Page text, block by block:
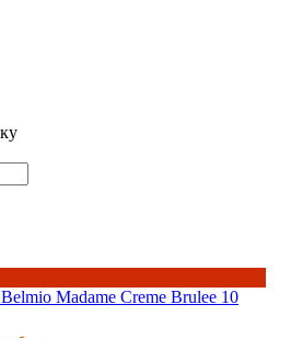
Madame Creme Brulee 10